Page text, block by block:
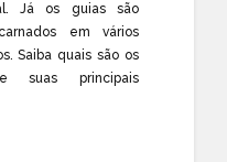
Já os guias são
em vários
Saiba quais são os
suas principais